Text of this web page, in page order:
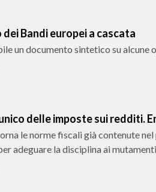
Bandi europei a cascata
un documento sintetico su
delle imposte sui redditi.
le norme fiscali già contenute
adeguare la disciplina ai